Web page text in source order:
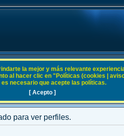
para ver perfiles.
la mejor y más relevante
al hacer clic en "Políticas (cookies |
necesario que acepte las políticas.
[ Acepto ]